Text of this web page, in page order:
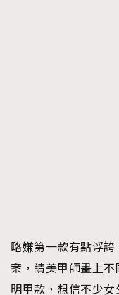
略嫌第一款有點浮
案，請美甲師畫上
明甲款，想信不少